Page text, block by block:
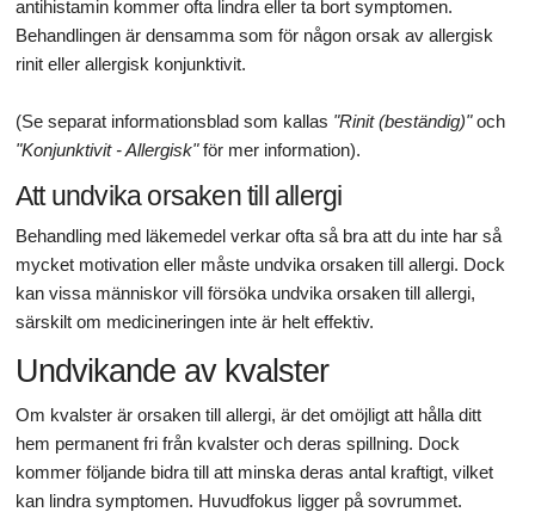
antihistamin kommer ofta lindra eller ta bort symptomen.
Behandlingen är densamma som för någon orsak av allergisk
rinit eller allergisk konjunktivit.
(Se separat informationsblad som kallas "Rinit (beständig)"och
"Konjunktivit - Allergisk"för mer information).
Att undvika orsaken till allergi
Behandling med läkemedel verkar ofta så bra att du inte har så
mycket motivation eller måste undvika orsaken till allergi. Dock
kan vissa människor vill försöka undvika orsaken till allergi,
särskilt om medicineringen inte är helt effektiv.
Undvikande av kvalster
Om kvalster är orsaken till allergi, är det omöjligt att hålla ditt
hem permanent fri från kvalster och deras spillning. Dock
kommer följande bidra till att minska deras antal kraftigt, vilket
kan lindra symptomen. Huvudfokus ligger på sovrummet.